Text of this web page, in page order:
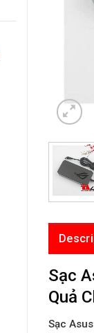
Sạc
Quả
Sạc